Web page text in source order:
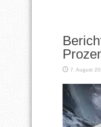
7. August